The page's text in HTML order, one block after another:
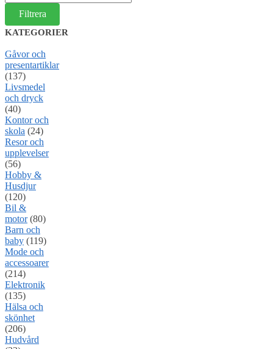
pris
Filtrera
KATEGORIER
Gåvor och
presentartiklar
(137)
Livsmedel
och dryck
(40)
Kontor och
skola (24)
Resor och
upplevelser
(56)
Hobby &
Husdjur
(120)
Bil &
motor (80)
Barn och
baby (119)
Mode och
accessoarer
(214)
Elektronik
(135)
Hälsa och
skönhet
(206)
Hudvård